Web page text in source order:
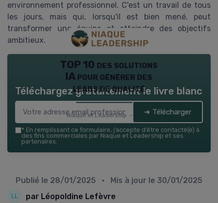
environnement professionnel. C'est un travail de tous
les jours, mais qui, lorsqu'il est bien mené, peut
transformer une équipe et atteindre des objectifs
ambitieux.
TOP 10 des solutions
IA pour générer des
leads de qualité
Niaque et Leadership — 2026
Téléchargez gratuitement le livre blanc
➔ Télécharger
* En remplissant ce formulaire, j’accepte d’être contacté(e) à
des fins commerciales par Niaque et Leadership et ses
partenaires.
Publié le 28/01/2025 • Mis à jour le 30/01/2025
par Léopoldine Lefèvre